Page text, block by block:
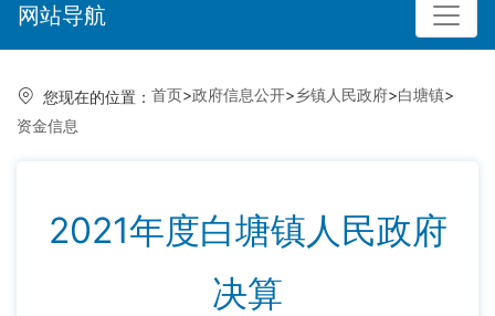
网站导航
您现在的位置： 首页>政府信息公开>乡镇人民政府>白塘镇>
资金信息
2021年度白塘镇人民政府
决算